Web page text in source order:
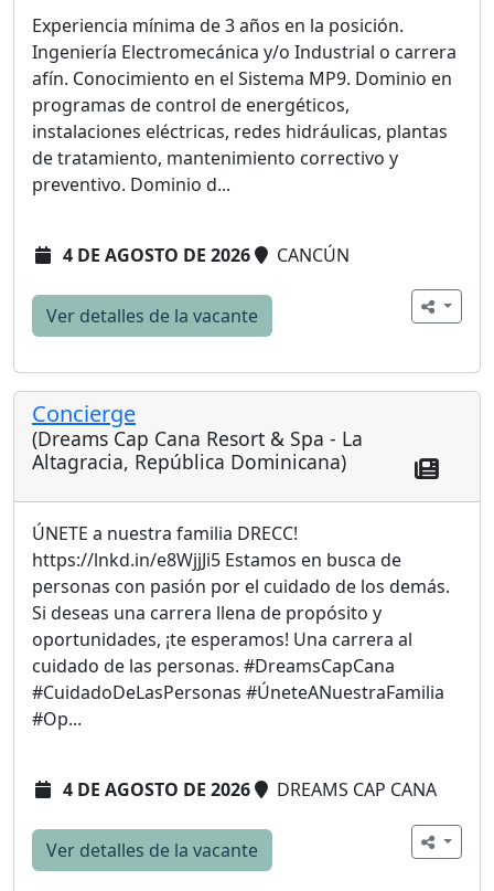
Experiencia mínima de 3 años en la posición.
Ingeniería Electromecánica y/o Industrial o carrera
afín. Conocimiento en el Sistema MP9. Dominio en
programas de control de energéticos,
instalaciones eléctricas, redes hidráulicas, plantas
de tratamiento, mantenimiento correctivo y
preventivo. Dominio d...
4 DE AGOSTO DE 2026 CANCÚN
Ver detalles de la vacante
Concierge
(Dreams Cap Cana Resort & Spa - La
Altagracia, República Dominicana)
ÚNETE a nuestra familia DRECC!
https://lnkd.in/e8WjjJi5 Estamos en busca de
personas con pasión por el cuidado de los demás.
Si deseas una carrera llena de propósito y
oportunidades, ¡te esperamos! Una carrera al
cuidado de las personas. #DreamsCapCana
#CuidadoDeLasPersonas #ÚneteANuestraFamilia
#Op...
4 DE AGOSTO DE 2026 DREAMS CAP CANA
Ver detalles de la vacante